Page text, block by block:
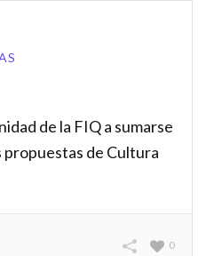
de la FIQ a sumarse
propuestas de Cultura
0